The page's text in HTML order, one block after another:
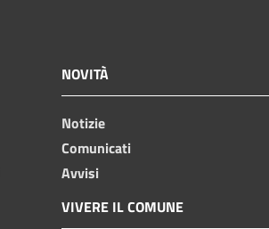
NOVITÀ
Notizie
Comunicati
Avvisi
VIVERE IL COMUNE